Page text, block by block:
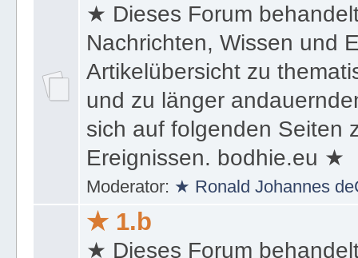
★ Dieses Forum
Nachrichten, Wissen und
Artikelübersicht zu
und zu länger
sich auf folgenden Seiten
Ereignissen. bodhie.eu ★
Moderator: ★ Ronald Johannes
★ 1.b
★ Dieses Forum